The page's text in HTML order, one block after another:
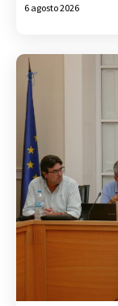
6 agosto 2026